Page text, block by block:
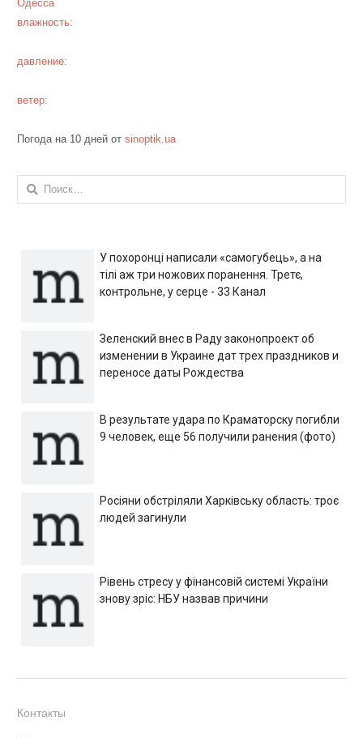
Одесса
влажность:
давление:
ветер:
Погода на 10 дней от sinoptik.ua
Найти:
У похоронці написали «самогубець», а на
тілі аж три ножових поранення. Третє,
контрольне, у серце - 33 Канал
Зеленский внес в Раду законопроект об
изменении в Украине дат трех праздников и
переносе даты Рождества
В результате удара по Краматорску погибли
9 человек, еще 56 получили ранения (фото)
Росіяни обстріляли Харківську область: троє
людей загинули
Рівень стресу у фінансовій системі України
знову зріс: НБУ назвав причини
Контакты